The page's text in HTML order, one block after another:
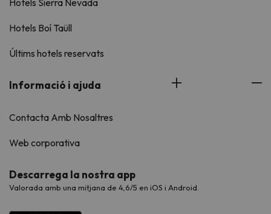
Hotels Sierra Nevada
Hotels Boí Taüll
Últims hotels reservats
Informació i ajuda
Contacta Amb Nosaltres
Web corporativa
Descarrega la nostra app
Valorada amb una mitjana de 4,6/5 en iOS i Android.